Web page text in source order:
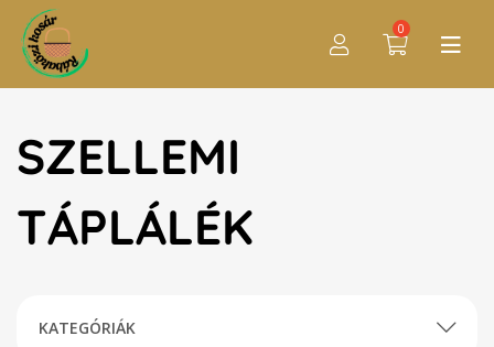
0
SZELLEMI
TÁPLÁLÉK
KATEGÓRIÁK